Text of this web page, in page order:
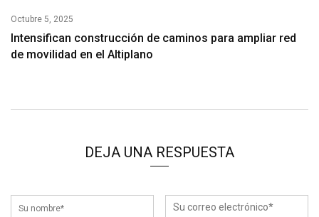
Octubre 5, 2025
Intensifican construcción de caminos para ampliar red
de movilidad en el Altiplano
DEJA UNA RESPUESTA